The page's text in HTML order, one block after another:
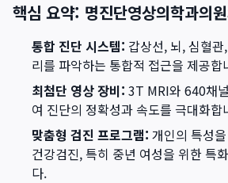
핵심 요약: 명진단영상의학과의
통합 진단 시스템: 갑상선, 뇌, 심혈
리를 파악하는 통합적 접근을 제공합
최첨단 영상 장비: 3T MRI와 640채
여 진단의 정확성과 속도를 극대화합
맞춤형 검진 프로그램: 개인의 특성
건강검진, 특히 중년 여성을 위한 특
다.